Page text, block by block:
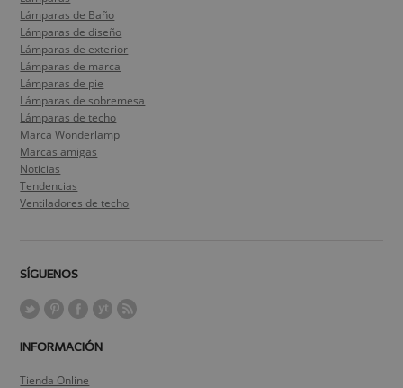
Lámparas de Baño
Lámparas de diseño
Lámparas de exterior
Lámparas de marca
Lámparas de pie
Lámparas de sobremesa
Lámparas de techo
Marca Wonderlamp
Marcas amigas
Noticias
Tendencias
Ventiladores de techo
SÍGUENOS
INFORMACIÓN
Tienda Online